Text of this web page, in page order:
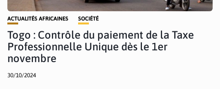
ACTUALITÉS AFRICAINES SOCIÉTÉ
Togo : Contrôle du paiement de la Taxe
Professionnelle Unique dès le 1er
novembre
30/10/2024